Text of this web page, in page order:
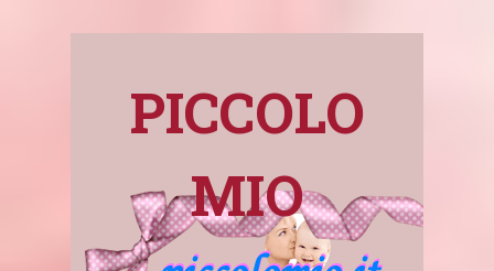
PICCOLO
MIO